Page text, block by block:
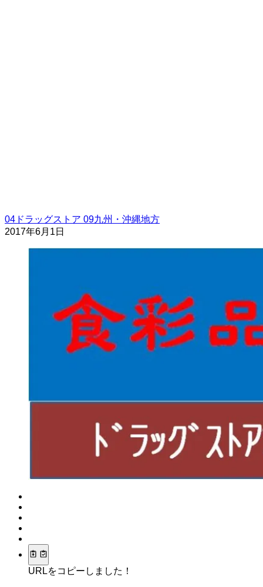
04ドラッグストア 09九州・沖縄地方
2017年6月1日
URLをコピーしました！